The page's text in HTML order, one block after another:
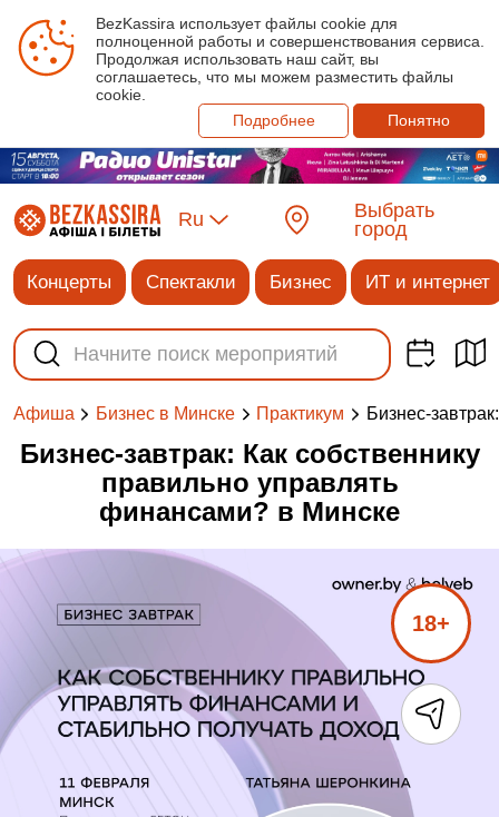
BezKassira использует файлы cookie для
полноценной работы и совершенствования сервиса.
Продолжая использовать наш сайт, вы
соглашаетесь, что мы можем разместить файлы
cookie.
Подробнее
Понятно
Ru
Выбрать
город
Концерты Спектакли Бизнес ИТ и интернет
Афиша Бизнес в Минске Практикум Бизнес-
Бизнес-завтрак: Как собственнику
правильно управлять
финансами? в Минске
18+